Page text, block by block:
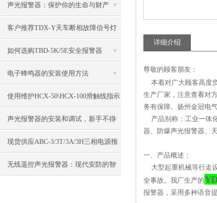
围
声光报警器：保护你的生命与财产
客户推荐TDX-Y天车断相故障信号灯
如何选购TBD-5K/5E安全报警器
电子蜂鸣器的安装使用方法
使用维护HCX-50\HCX-100滑触线指示
灯
声光报警器的安装和调试，新手不得
不看！
现货供应ABC-3/3T/3A/3H三相电源指
示灯
无线遥控声光报警器：现代安防的智
详细介绍
尊敬的顾客朋友：
本着对广大顾客高度
生产厂家，注意查看对
务有保障。扬州金冠电
产品别称：工业一体
器、防爆声光报警器、
一、产品概述：
大型起重机械等行走
全事故。我厂生产的
报警器，采用多种语音